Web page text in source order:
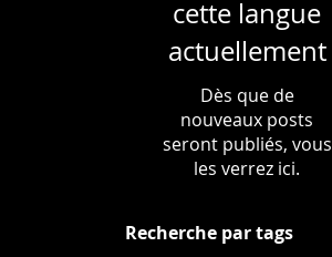
cette langue
actuellement
Dès que de
nouveaux posts
seront publiés, vous
les verrez ici.
Recherche par tags